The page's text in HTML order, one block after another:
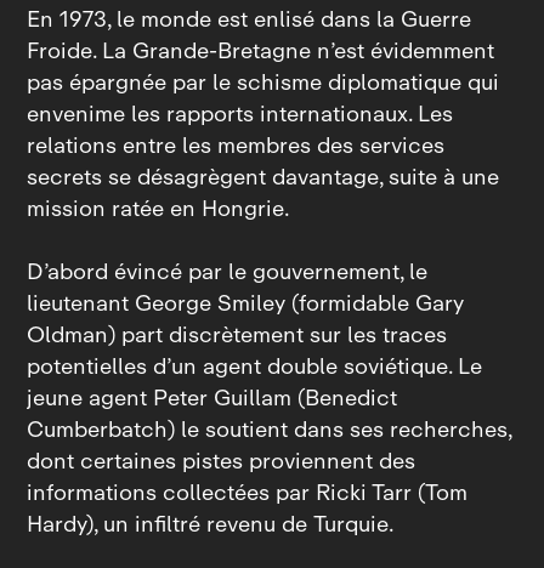
En 1973, le monde est enlisé dans la Guerre
Froide. La Grande‑Bretagne n’est évidemment
pas épargnée par le schisme diplomatique qui
envenime les rapports internationaux. Les
relations entre les membres des services
secrets se désagrègent davantage, suite à une
mission ratée en Hongrie.
D’abord évincé par le gouvernement, le
lieutenant George Smiley (formidable Gary
Oldman) part discrètement sur les traces
potentielles d’un agent double soviétique. Le
jeune agent Peter Guillam (Benedict
Cumberbatch) le soutient dans ses recherches,
dont certaines pistes proviennent des
informations collectées par Ricki Tarr (Tom
Hardy), un infiltré revenu de Turquie.